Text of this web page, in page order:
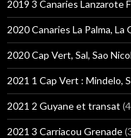
2019 3 Canaries Lanzarote
2020 Canaries La Palma, La
2020 Cap Vert, Sal, Sao
2021 1 Cap Vert : Mindelo,
2021 2 Guyane et transat
2021 3 Carriacou Grenade